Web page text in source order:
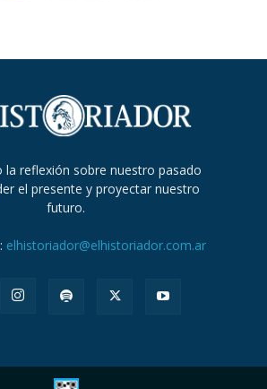
la reflexión sobre nuestro pasado
el presente y proyectar nuestro
futuro.
elhistoriador@elhistoriador.com.ar